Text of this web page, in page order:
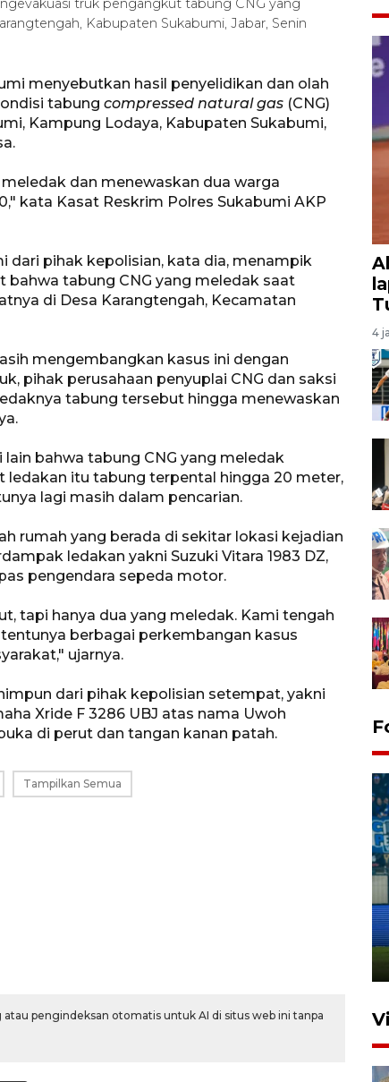
truk pengangkut tabung CNG yang
Kabupaten Sukabumi, Jabar, Senin
menyebutkan hasil penyelidikan dan olah
tabung compressed natural gas (CNG)
Kampung Lodaya, Kabupaten Sukabumi,
dan menewaskan dua warga
kata Kasat Reskrim Polres Sukabumi AKP
dari pihak kepolisian, kata dia, menampik
tabung CNG yang meledak saat
di Desa Karangtengah, Kecamatan
mengembangkan kasus ini dengan
pihak perusahaan penyuplai CNG dan saksi
tabung tersebut hingga menewaskan
bahwa tabung CNG yang meledak
itu tabung terpental hingga 20 meter,
lagi masih dalam pencarian.
rumah yang berada di sekitar lokasi kejadian
ledakan yakni Suzuki Vitara 1983 DZ,
pengendara sepeda motor.
tapi hanya dua yang meledak. Kami tengah
berbagai perkembangan kasus
ujarnya.
dari pihak kepolisian setempat, yakni
Xride F 3286 UBJ atas nama Uwoh
di perut dan tangan kanan patah.
Tampilkan Semua
pengindeksan otomatis untuk AI di situs web ini tanpa
4